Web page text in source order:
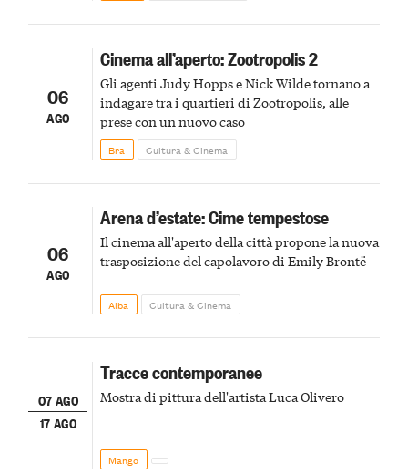
06
AGO
Cinema all’aperto: Zootropolis 2
Gli agenti Judy Hopps e Nick Wilde tornano a
indagare tra i quartieri di Zootropolis, alle
prese con un nuovo caso
Bra Cultura & Cinema
06
AGO
Arena d’estate: Cime tempestose
Il cinema all'aperto della città propone la nuova
trasposizione del capolavoro di Emily Brontë
Alba Cultura & Cinema
07 AGO
17 AGO
Tracce contemporanee
Mostra di pittura dell'artista Luca Olivero
Mango